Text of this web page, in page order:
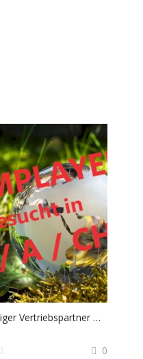
Selbstständiger Vertriebspartner werden!
0